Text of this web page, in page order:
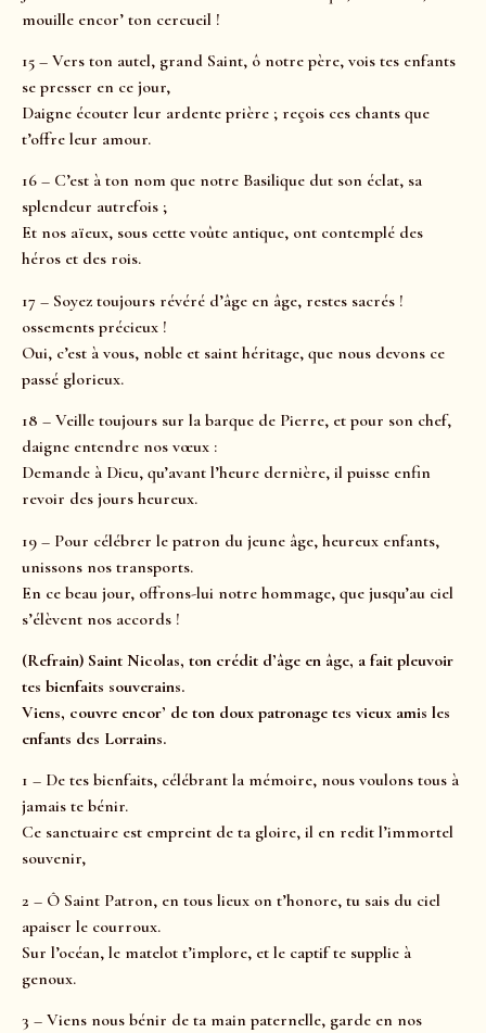
mouille encor’ ton cercueil !
15 – Vers ton autel, grand Saint, ô notre père, vois tes enfants
se presser en ce jour,
Daigne écouter leur ardente prière ; reçois ces chants que
t’offre leur amour.
16 – C’est à ton nom que notre Basilique dut son éclat, sa
splendeur autrefois ;
Et nos aïeux, sous cette voûte antique, ont contemplé des
héros et des rois.
17 – Soyez toujours révéré d’âge en âge, restes sacrés !
ossements précieux !
Oui, c’est à vous, noble et saint héritage, que nous devons ce
passé glorieux.
18 – Veille toujours sur la barque de Pierre, et pour son chef,
daigne entendre nos vœux :
Demande à Dieu, qu’avant l’heure dernière, il puisse enfin
revoir des jours heureux.
19 – Pour célébrer le patron du jeune âge, heureux enfants,
unissons nos transports.
En ce beau jour, offrons-lui notre hommage, que jusqu’au ciel
s’élèvent nos accords !
(Refrain) Saint Nicolas, ton crédit d’âge en âge, a fait pleuvoir
tes bienfaits souverains.
Viens, couvre encor’ de ton doux patronage tes vieux amis les
enfants des Lorrains.
1 – De tes bienfaits, célébrant la mémoire, nous voulons tous à
jamais te bénir.
Ce sanctuaire est empreint de ta gloire, il en redit l’immortel
souvenir,
2 – Ô Saint Patron, en tous lieux on t’honore, tu sais du ciel
apaiser le courroux.
Sur l’océan, le matelot t’implore, et le captif te supplie à
genoux.
3 – Viens nous bénir de ta main paternelle, garde en nos